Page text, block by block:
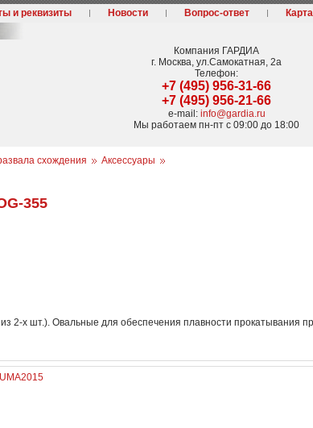
и реквизиты Новости Вопрос-ответ
Компания ГАРДИА
г. Москва, ул.Самокатная, 2а
Телефон:
+7 (495) 956-31-66
+7 (495) 956-21-66
e-mail: info@gardia.ru
Мы работаем пн-пт с 09:00 до 18:00
схождения Аксессуары
355
2-х шт.). Овальные для обеспечения плавности прокатывания